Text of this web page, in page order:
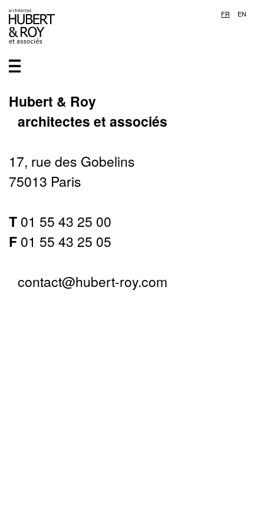
FR EN
Hubert & Roy
architectes et associés
17, rue des Gobelins
75013 Paris
T 01 55 43 25 00
F 01 55 43 25 05
contact@hubert-roy.com